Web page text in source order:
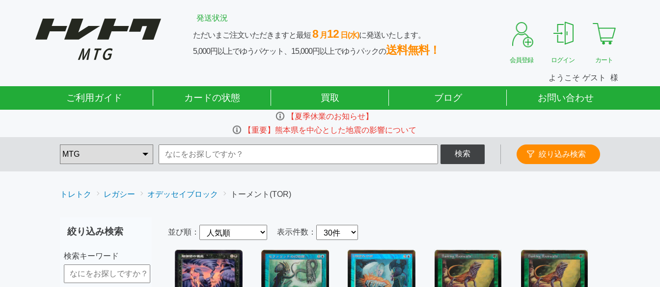
発送状況
ただいまご注文いただきますと最短8 月 12 日(水)に発送いたします。
5,000円以上でゆうパケット、15,000円以上でゆうパックの送料無料！
会員登録 ログイン カート
ようこそ ゲスト
ご利用ガイド カードの状態 買取 ブログ お問い合わせ
【夏季休業のお知らせ】
【重要】熊本県を中心とした地震の影響について
検索 絞り込み検索
トレトク レガシー オデッセイブロック トーメント(TOR)
絞り込み検索
検索キーワード
並び順： 表示件数：